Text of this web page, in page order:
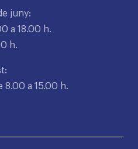
juny:
a 18.00 h.
h.
8.00 a 15.00 h.